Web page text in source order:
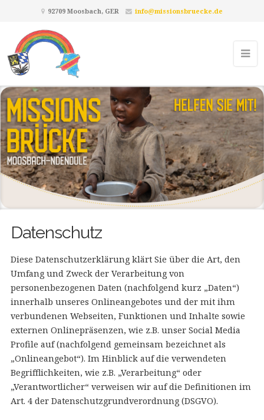
92709 Moosbach, GER info@missionsbruecke.de
Datenschutz
Diese Datenschutzerklärung klärt Sie über die Art, den
Umfang und Zweck der Verarbeitung von
personenbezogenen Daten (nachfolgend kurz „Daten“)
innerhalb unseres Onlineangebotes und der mit ihm
verbundenen Webseiten, Funktionen und Inhalte sowie
externen Onlinepräsenzen, wie z.B. unser Social Media
Profile auf (nachfolgend gemeinsam bezeichnet als
„Onlineangebot“). Im Hinblick auf die verwendeten
Begrifflichkeiten, wie z.B. „Verarbeitung“ oder
„Verantwortlicher“ verweisen wir auf die Definitionen im
Art. 4 der Datenschutzgrundverordnung (DSGVO).